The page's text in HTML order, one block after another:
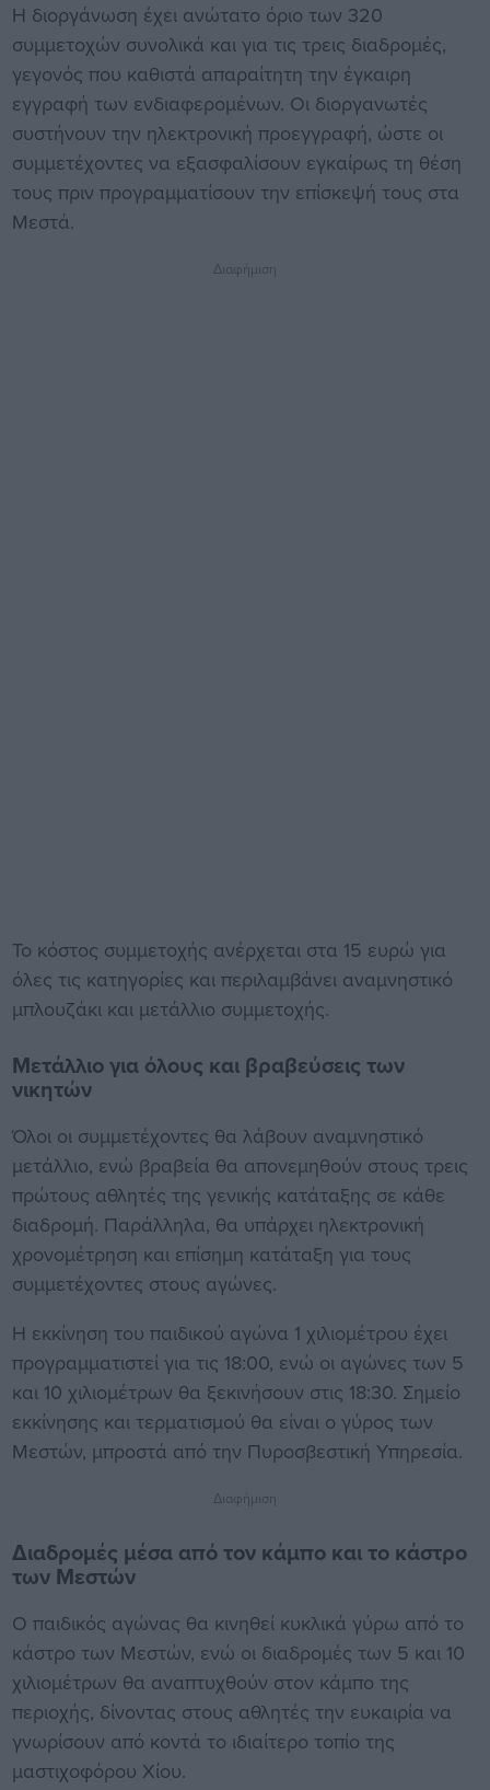
Η διοργάνωση έχει ανώτατο όριο των 320
συμμετοχών συνολικά και για τις τρεις διαδρομές,
γεγονός που καθιστά απαραίτητη την έγκαιρη
εγγραφή των ενδιαφερομένων. Οι διοργανωτές
συστήνουν την ηλεκτρονική προεγγραφή, ώστε οι
συμμετέχοντες να εξασφαλίσουν εγκαίρως τη θέση
τους πριν προγραμματίσουν την επίσκεψή τους στα
Μεστά.
Διαφήμιση
Το κόστος συμμετοχής ανέρχεται στα 15 ευρώ για
όλες τις κατηγορίες και περιλαμβάνει αναμνηστικό
μπλουζάκι και μετάλλιο συμμετοχής.
Μετάλλιο για όλους και βραβεύσεις των
νικητών
Όλοι οι συμμετέχοντες θα λάβουν αναμνηστικό
μετάλλιο, ενώ βραβεία θα απονεμηθούν στους τρεις
πρώτους αθλητές της γενικής κατάταξης σε κάθε
διαδρομή. Παράλληλα, θα υπάρχει ηλεκτρονική
χρονομέτρηση και επίσημη κατάταξη για τους
συμμετέχοντες στους αγώνες.
Η εκκίνηση του παιδικού αγώνα 1 χιλιομέτρου έχει
προγραμματιστεί για τις 18:00, ενώ οι αγώνες των 5
και 10 χιλιομέτρων θα ξεκινήσουν στις 18:30. Σημείο
εκκίνησης και τερματισμού θα είναι ο γύρος των
Μεστών, μπροστά από την Πυροσβεστική Υπηρεσία.
Διαφήμιση
Διαδρομές μέσα από τον κάμπο και το κάστρο
των Μεστών
Ο παιδικός αγώνας θα κινηθεί κυκλικά γύρω από το
κάστρο των Μεστών, ενώ οι διαδρομές των 5 και 10
χιλιομέτρων θα αναπτυχθούν στον κάμπο της
περιοχής, δίνοντας στους αθλητές την ευκαιρία να
γνωρίσουν από κοντά το ιδιαίτερο τοπίο της
μαστιχοφόρου Χίου.